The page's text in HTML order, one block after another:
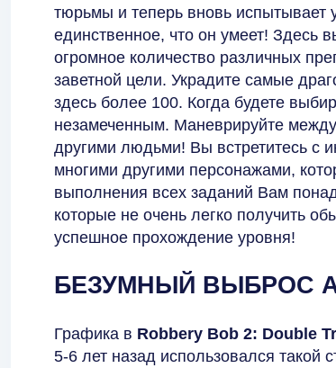
тюрьмы и теперь вновь испытывает
единственное, что он умеет! Здесь
огромное количество различных
заветной цели. Украдите самые
здесь более 100. Когда будете
незамеченным. Маневрируйте
другими людьми! Вы встретитесь с
многими другими персонажами,
выполнения всех заданий Вам
которые не очень легко получить
успешное прохождение уровня!
БЕЗУМНЫЙ ВЫБРОС
Графика в Robbery Bob 2: Double
5-6 лет назад использовался такой